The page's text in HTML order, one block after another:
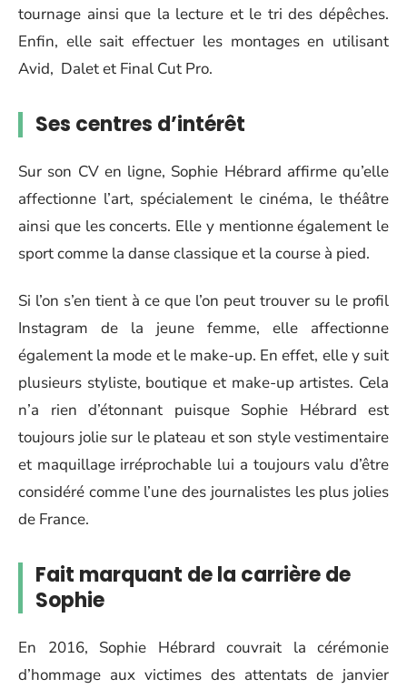
tournage ainsi que la lecture et le tri des dépêches.
Enfin, elle sait effectuer les montages en utilisant
Avid, Dalet et Final Cut Pro.
Ses centres d’intérêt
Sur son CV en ligne, Sophie Hébrard affirme qu’elle
affectionne l’art, spécialement le cinéma, le théâtre
ainsi que les concerts. Elle y mentionne également le
sport comme la danse classique et la course à pied.
Si l’on s’en tient à ce que l’on peut trouver su le profil
Instagram de la jeune femme, elle affectionne
également la mode et le make-up. En effet, elle y suit
plusieurs styliste, boutique et make-up artistes. Cela
n’a rien d’étonnant puisque Sophie Hébrard est
toujours jolie sur le plateau et son style vestimentaire
et maquillage irréprochable lui a toujours valu d’être
considéré comme l’une des journalistes les plus jolies
de France.
Fait marquant de la carrière de
Sophie
En 2016, Sophie Hébrard couvrait la cérémonie
d’hommage aux victimes des attentats de janvier